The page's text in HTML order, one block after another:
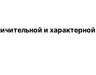
и